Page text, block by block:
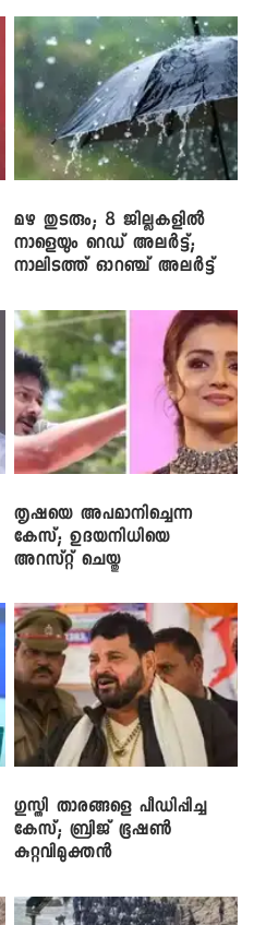
മഴ തുടരും; 8 ജില്ലകളിൽ
നാളെയും റെഡ് അലർട്ട്;
നാലിടത്ത് ഓറഞ്ച് അലർട്ട്
തൃഷയെ അപമാനിച്ചെന്ന
കേസ്; ഉദയനിധിയെ
അറസ്റ്റ് ചെയ്തു
​ഗുസ്തി താരങ്ങളെ പീഡിപ്പിച്ച
കേസ്; ബ്രിജ് ഭൂഷൺ
കുറ്റവിമുക്തൻ